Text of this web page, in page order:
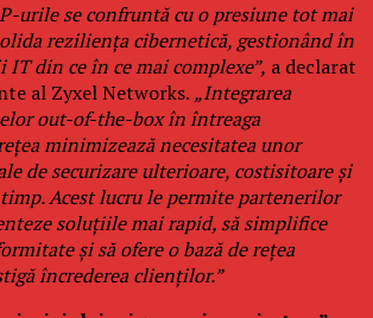
urile se confruntă cu o presiune tot mai
reziliența cibernetică, gestionând în
IT din ce în ce mai complexe”, a declarat
al Zyxel Networks. „Integrarea
out-of-the-box în întreaga
minimizează necesitatea unor
de securizare ulterioare, costisitoare și
Acest lucru le permite partenerilor
soluțiile mai rapid, să simplifice
și să ofere o bază de rețea
încrederea clienților.”